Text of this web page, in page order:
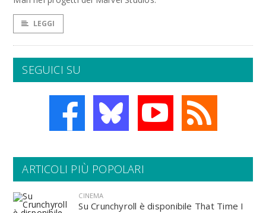
LEGGI
SEGUICI SU
ARTICOLI PIÙ POPOLARI
CINEMA
Su Crunchyroll è disponibile That Time I